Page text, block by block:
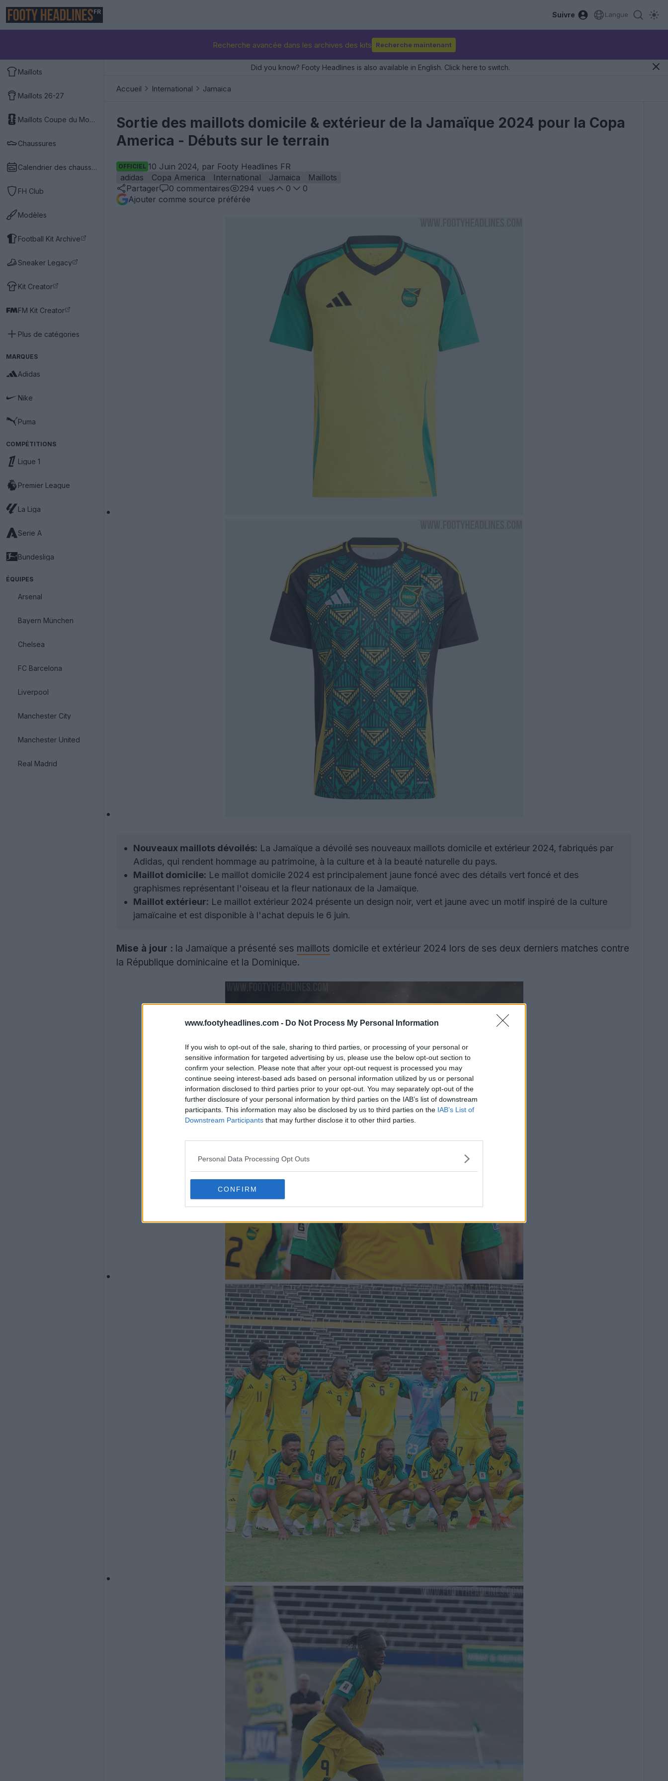
www.footyheadlines.com - Do Not Process My Personal Information
If you wish to opt-out of the sale, sharing to third parties, or processing of your personal or
sensitive information for targeted advertising by us, please use the below opt-out section to
confirm your selection. Please note that after your opt-out request is processed you may
continue seeing interest-based ads based on personal information utilized by us or personal
information disclosed to third parties prior to your opt-out. You may separately opt-out of the
further disclosure of your personal information by third parties on the IAB’s list of downstream
participants. This information may also be disclosed by us to third parties on the IAB’s List of
Downstream Participants that may further disclose it to other third parties.
Personal Data Processing Opt Outs
CONFIRM
FR Suivre Langue
Recherche avancée dans les archives des kits Recherche maintenant
Maillots
Maillots 26-27
Maillots Coupe du Monde 2026
Chaussures
Calendrier des chaussures
FH Club
Modèles
Football Kit Archive
Sneaker Legacy
Kit Creator
FM Kit Creator
Plus de catégories
MARQUES
Adidas
Nike
Puma
COMPÉTITIONS
Ligue 1
Premier League
La Liga
Serie A
Bundesliga
ÉQUIPES
Arsenal
Bayern München
Chelsea
FC Barcelona
Liverpool
Manchester City
Manchester United
Real Madrid
Did you know? Footy Headlines is also available in English. Click here to switch.
Accueil International Jamaica
Sortie des maillots domicile & extérieur de la Jamaïque 2024 pour la Copa
America - Débuts sur le terrain
OFFICIEL 10 Juin 2024, par Footy Headlines FR
adidas
Copa America International Jamaica
Maillots
Partager
0 commentaires 294 vues 0
0
Ajouter comme source préférée
Nouveaux maillots dévoilés: La Jamaïque a dévoilé ses nouveaux maillots domicile et extérieur 2024, fabriqués par
Adidas, qui rendent hommage au patrimoine, à la culture et à la beauté naturelle du pays.
Maillot domicile: Le maillot domicile 2024 est principalement jaune foncé avec des détails vert foncé et des
graphismes représentant l'oiseau et la fleur nationaux de la Jamaïque.
Maillot extérieur: Le maillot extérieur 2024 présente un design noir, vert et jaune avec un motif inspiré de la culture
jamaïcaine et est disponible à l'achat depuis le 6 juin.
Mise à jour : la Jamaïque a présenté ses maillots domicile et extérieur 2024 lors de ses deux derniers matches contre
la République dominicaine et la Dominique.